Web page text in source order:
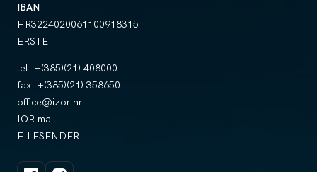
IBAN
HR3224020061100918315
ERSTE
tel: +(385)(21) 408000
fax: +(385)(21) 358650
office@izor.hr
IOR mail
FILESENDER